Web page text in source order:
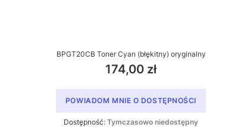
BPGT20CB Toner Cyan (błękitny) oryginalny
174,00 zł
POWIADOM MNIE O DOSTĘPNOŚCI
Dostępność: Tymczasowo niedostępny